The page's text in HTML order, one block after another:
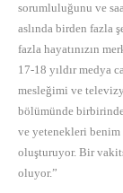
sorumluluğunu ve
aslında birden fazla
fazla hayatınızın
17-18 yıldır medya
mesleğimi ve
bölümünde
ve yetenekleri benim
oluşturuyor. Bir
oluyor.”